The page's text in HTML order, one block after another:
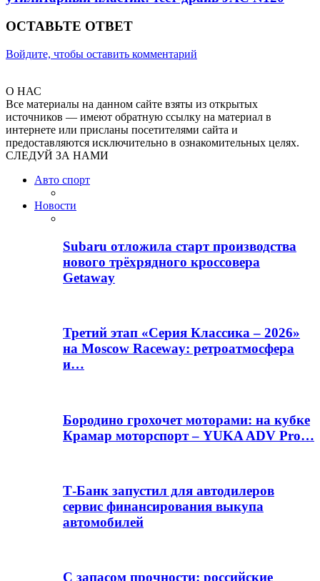
ОСТАВЬТЕ ОТВЕТ
Войдите, чтобы оставить комментарий
О НАС
Все материалы на данном сайте взяты из открытых
источников — имеют обратную ссылку на материал в
интернете или присланы посетителями сайта и
предоставляются исключительно в ознакомительных целях.
СЛЕДУЙ ЗА НАМИ
Авто спорт
Новости
Subaru отложила старт производства
нового трёхрядного кроссовера
Getaway
Третий этап «Серия Классика – 2026»
на Moscow Raceway: ретроатмосфера
и…
Бородино грохочет моторами: на кубке
Крамар моторспорт – YUKA ADV Pro…
Т-Банк запустил для автодилеров
сервис финансирования выкупа
автомобилей
С запасом прочности: российские